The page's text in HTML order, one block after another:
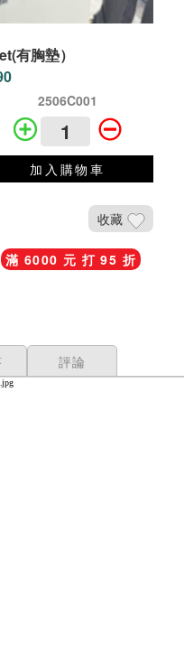
有胸墊）
2506C001
加入購物車
收藏
滿 6000 元 打 95 折
評論